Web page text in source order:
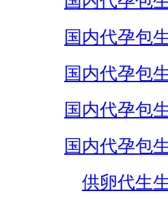
国内代孕包
国内代孕包
国内代孕包
国内代孕包
供卵代生